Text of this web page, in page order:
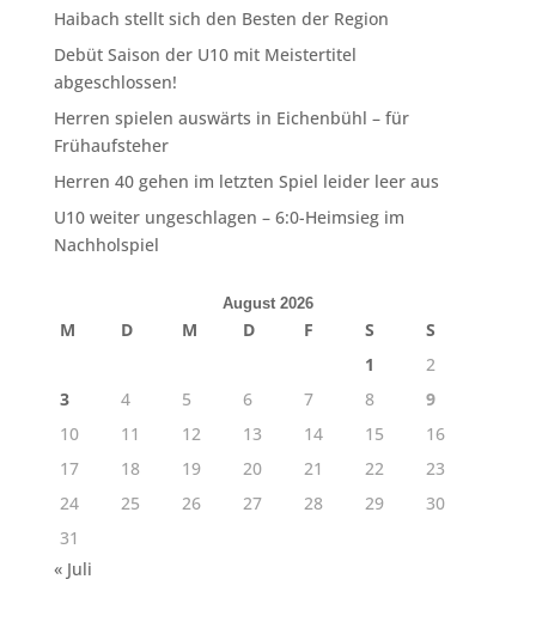
Haibach stellt sich den Besten der Region
Debüt Saison der U10 mit Meistertitel
abgeschlossen!
Herren spielen auswärts in Eichenbühl – für
Frühaufsteher
Herren 40 gehen im letzten Spiel leider leer aus
U10 weiter ungeschlagen – 6:0-Heimsieg im
Nachholspiel
August 2026
M D M D F S
S
1
2
3
4 5 6 7 8
9
10
11 12 13 14 15
16
17
18 19 20 21 22
23
24
25 26 27 28 29
30
31
« Juli